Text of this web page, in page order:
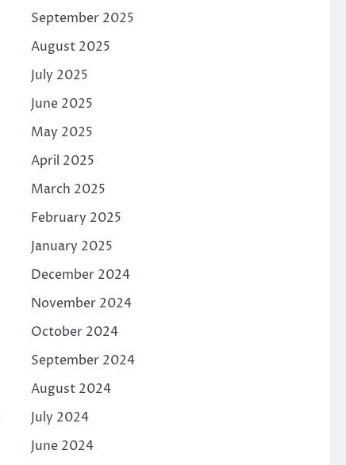
September 2025
August 2025
July 2025
June 2025
May 2025
April 2025
March 2025
February 2025
January 2025
December 2024
November 2024
October 2024
September 2024
August 2024
July 2024
June 2024